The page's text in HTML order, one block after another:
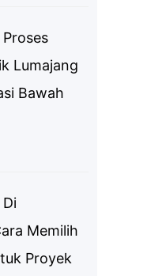
Lumajang
Bawah
Memilih
Proyek